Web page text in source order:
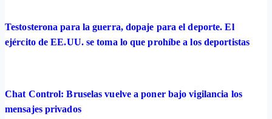
Testosterona para la guerra, dopaje para el deporte. El
ejército de EE.UU. se toma lo que prohíbe a los deportistas
Chat Control: Bruselas vuelve a poner bajo vigilancia los
mensajes privados